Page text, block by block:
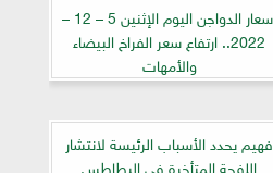
أسعار الدواجن اليوم الإثنين 5 – 12 –
2022.. ارتفاع سعر الفراخ البيضاء
والأمهات
فهيم يحدد الأسباب الرئيسة لانتشار
اللفحة المتأخرة في البطاطس